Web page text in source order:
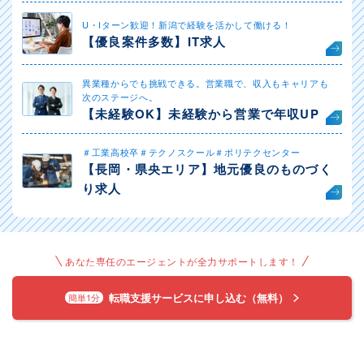
U・Iターン歓迎！新潟で経験を活かして働ける！
【優良案件多数】IT求人
異業種からでも挑戦できる。営業職で、収入もキャリアも
次のステージへ。
【未経験OK】未経験から営業で年収UP
＃工業高校卒＃テクノスクール＃ポリテクセンター
【長岡・県央エリア】地元優良のものづく
り求人
あなた専任のエージェントが全力サポートします！
簡単1分 転職支援サービスに申し込む（無料）